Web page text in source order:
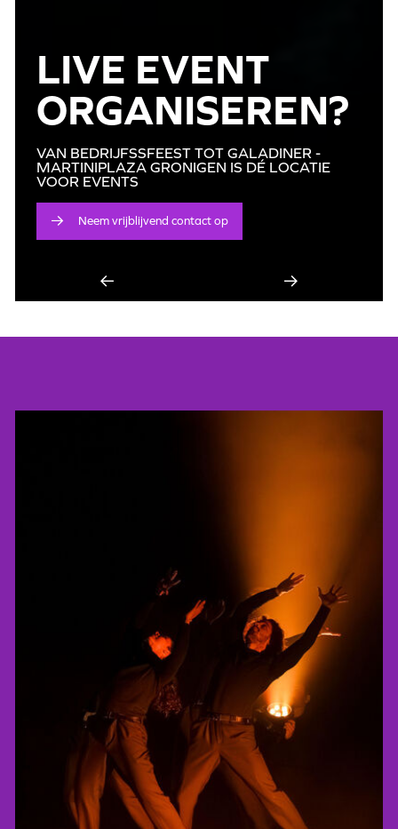
LIVE EVENT
ORGANISEREN?
VAN BEDRIJFSSFEEST TOT GALADINER -
MARTINIPLAZA GRONIGEN IS DÉ LOCATIE
VOOR EVENTS
Neem vrijblijvend contact op